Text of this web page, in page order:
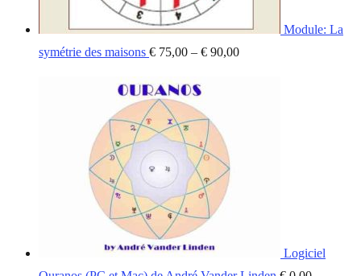
Module: La
symétrie des maisons € 75,00 – € 90,00
Logiciel